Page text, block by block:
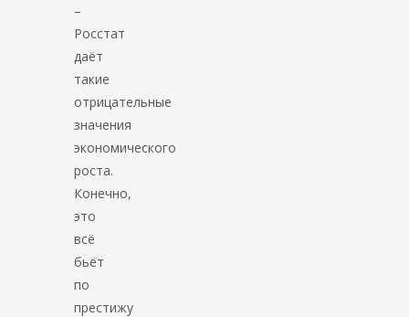
–
Росстат
даёт
такие
отрицательные
значения
экономического
роста.
Конечно,
это
всё
бьёт
по
престижу